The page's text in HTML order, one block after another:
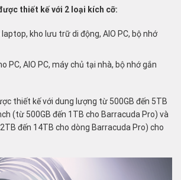
thiết kế với 2 loại kích cỡ:
laptop, kho lưu trữ di động, AIO PC, bộ nhớ
PC, AIO PC, máy chủ tại nhà, bộ nhớ gắn
thiết kế với dung lượng từ 500GB đến 5TB
(từ 500GB đến 1TB cho Barracuda Pro) và
đến 14TB cho dòng Barracuda Pro) cho